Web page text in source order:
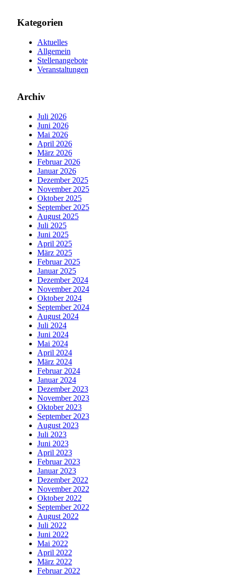
Kategorien
Aktuelles
Allgemein
Stellenangebote
Veranstaltungen
Archiv
Juli 2026
Juni 2026
Mai 2026
April 2026
März 2026
Februar 2026
Januar 2026
Dezember 2025
November 2025
Oktober 2025
September 2025
August 2025
Juli 2025
Juni 2025
April 2025
März 2025
Februar 2025
Januar 2025
Dezember 2024
November 2024
Oktober 2024
September 2024
August 2024
Juli 2024
Juni 2024
Mai 2024
April 2024
März 2024
Februar 2024
Januar 2024
Dezember 2023
November 2023
Oktober 2023
September 2023
August 2023
Juli 2023
Juni 2023
April 2023
Februar 2023
Januar 2023
Dezember 2022
November 2022
Oktober 2022
September 2022
August 2022
Juli 2022
Juni 2022
Mai 2022
April 2022
März 2022
Februar 2022